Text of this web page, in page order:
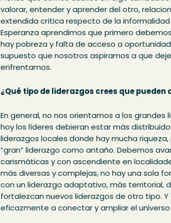
valorar, entender y aprender del otro,
extendida crítica respecto de la
Esperanza aprendimos que primero
hay pobreza y falta de acceso a
supuesto que nosotros aspiramos a que
enfrentamos.
¿Qué tipo de liderazgos crees que
En general, no nos orientamos a los
hoy los líderes debieran estar más
liderazgos locales donde hay mucha
“gran” liderazgo como antaño. Debemos
carismáticas y con ascendiente en
más diversas y complejas, no hay una sola
con un liderazgo adaptativo, más territorial,
fortalezcan nuevos liderazgos de otro tipo.
eficazmente a conectar y ampliar el